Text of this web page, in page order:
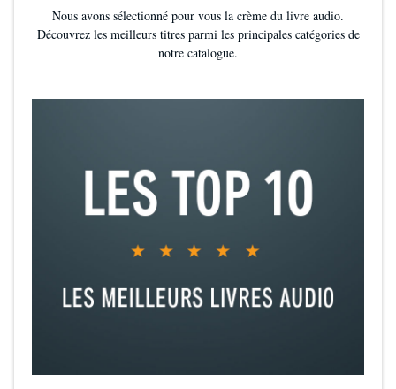
Nous avons sélectionné pour vous la crème du livre audio.
Découvrez les meilleurs titres parmi les principales catégories de
notre catalogue.